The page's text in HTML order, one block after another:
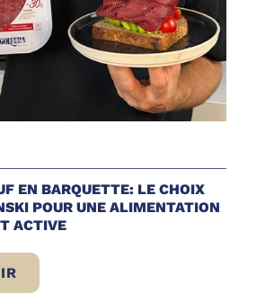
EN BARQUETTE: LE CHOIX
POUR UNE ALIMENTATION
ACTIVE
EN BARQUETTE: LE